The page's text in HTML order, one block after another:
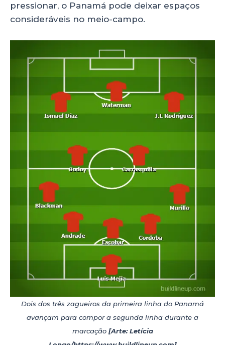
pressionar, o Panamá pode deixar espaços
consideráveis no meio-campo.
Dois dos três zagueiros da primeira linha do Panamá
avançam para compor a segunda linha durante a
marcação[Arte: Letícia